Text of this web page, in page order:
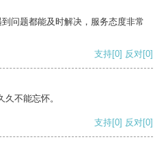
问题都能及时解决，服务态度非常
支持[0] 反对[0]
不能忘怀。
支持[0] 反对[0]